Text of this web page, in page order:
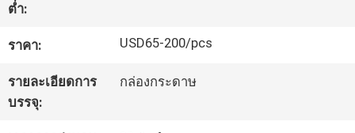
เรา
ทัวร์
โรงงาน
ต่ำ:
ราคา: USD65-200/pcs
รายละเอียดการ
บรรจุ:
กล่องกระดาษ